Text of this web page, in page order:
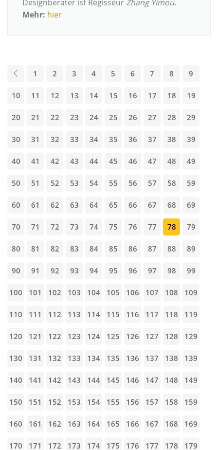
Designberater ist RegisseurZhang Yimou.
Mehr: hier
1 2 3 4 5 6 7 8 9
10 11 12 13 14 15 16 17 18 19
20 21 22 23 24 25 26 27 28 29
30 31 32 33 34 35 36 37 38 39
40 41 42 43 44 45 46 47 48 49
50 51 52 53 54 55 56 57 58 59
60 61 62 63 64 65 66 67 68 69
70 71 72 73 74 75 76 77 78 79
80 81 82 83 84 85 86 87 88 89
90 91 92 93 94 95 96 97 98 99
100 101 102 103 104 105 106 107 108 109
110 111 112 113 114 115 116 117 118 119
120 121 122 123 124 125 126 127 128 129
130 131 132 133 134 135 136 137 138 139
140 141 142 143 144 145 146 147 148 149
150 151 152 153 154 155 156 157 158 159
160 161 162 163 164 165 166 167 168 169
170 171 172 173 174 175 176 177 178 179